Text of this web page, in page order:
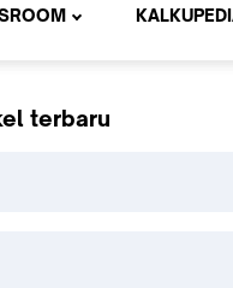
terbaru